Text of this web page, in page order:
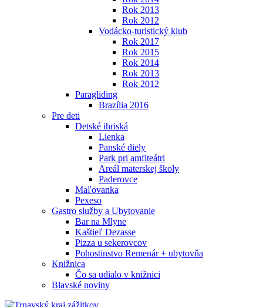
Rok 2013
Rok 2012
Vodácko-turistický klub
Rok 2017
Rok 2015
Rok 2014
Rok 2013
Rok 2012
Paragliding
Brazília 2016
Pre deti
Detské ihriská
Lienka
Panské diely
Park pri amfiteátri
Areál materskej školy
Paderovce
Maľovanka
Pexeso
Gastro služby a Ubytovanie
Bar na Mlyne
Kaštieľ Dezasse
Pizza u sekerovcov
Pohostinstvo Remenár + ubytovňa
Knižnica
Čo sa udialo v knižnici
Blavské noviny